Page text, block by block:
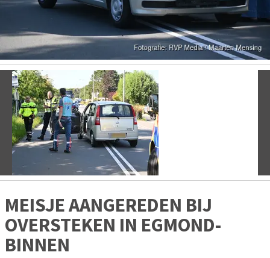
Vorige
MEISJE AANGEREDEN BIJ
OVERSTEKEN IN EGMOND-
BINNEN